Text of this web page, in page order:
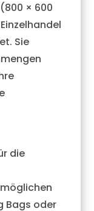
× 600
Sie
die
Bags oder